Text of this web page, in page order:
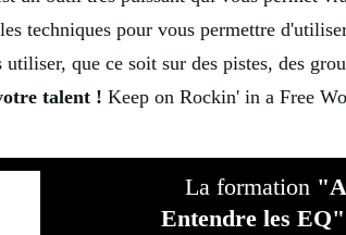
techniques pour vous permettre
utiliser, que ce soit sur des pistes, des
talent ! Keep on Rockin' in a Free
La formation
Entendre les EQ"